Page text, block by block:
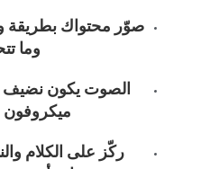
صوّر محتواك بطريقة
وما
الصوت يكون
ميكروفون
ركّز على الكلام